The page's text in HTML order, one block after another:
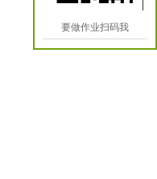
要做作业扫码我